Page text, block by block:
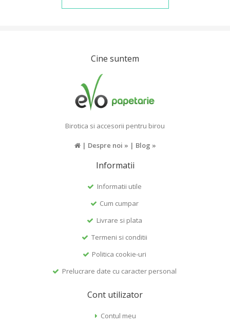
Cine suntem
Birotica si accesorii pentru birou
| Despre noi » | Blog »
Informatii
Informatii utile
Cum cumpar
Livrare si plata
Termeni si conditii
Politica cookie-uri
Prelucrare date cu caracter personal
Cont utilizator
Contul meu